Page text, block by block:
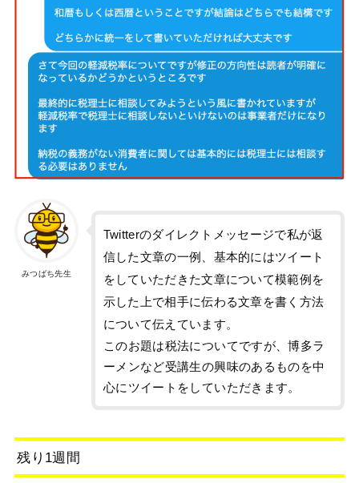
みつばち先生
Twitterのダイレクトメッセージで私が返
信した文章の一例、基本的にはツイート
をしていただきた文章について模範例を
示した上で相手に伝わる文章を書く方法
について伝えています。
このお題は税法についてですが、博多ラ
ーメンなど受講生の興味のあるものを中
心にツイートをしていただきます。
残り1週間